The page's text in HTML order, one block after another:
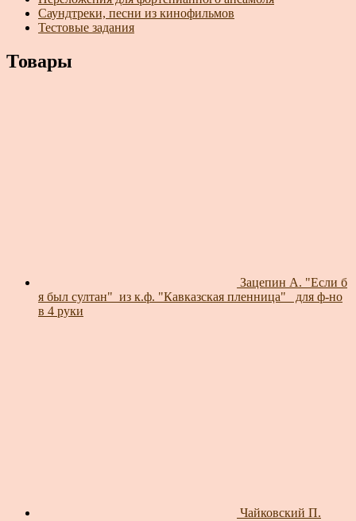
Саундтреки, песни из кинофильмов
Тестовые задания
Товары
Зацепин А. "Если б
я был султан"_из к.ф. "Кавказская пленница"_ для ф-но
в 4 руки
Чайковский П.